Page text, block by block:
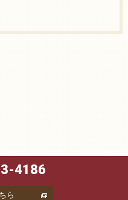
4186
ら